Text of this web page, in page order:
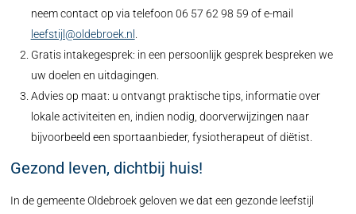
neem contact op via telefoon 06 57 62 98 59 of e-mail
leefstijl@oldebroek.nl
Gratis intakegesprek: in een persoonlijk gesprek bespreken we
uw doelen en uitdagingen.
Advies op maat: u ontvangt praktische tips, informatie over
lokale activiteiten en, indien nodig, doorverwijzingen naar
bijvoorbeeld een sportaanbieder, fysiotherapeut of diëtist.
Gezond leven, dichtbij huis!
In de gemeente Oldebroek geloven we dat een gezonde leefstijl